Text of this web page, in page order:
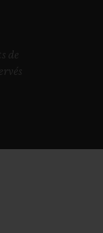
de